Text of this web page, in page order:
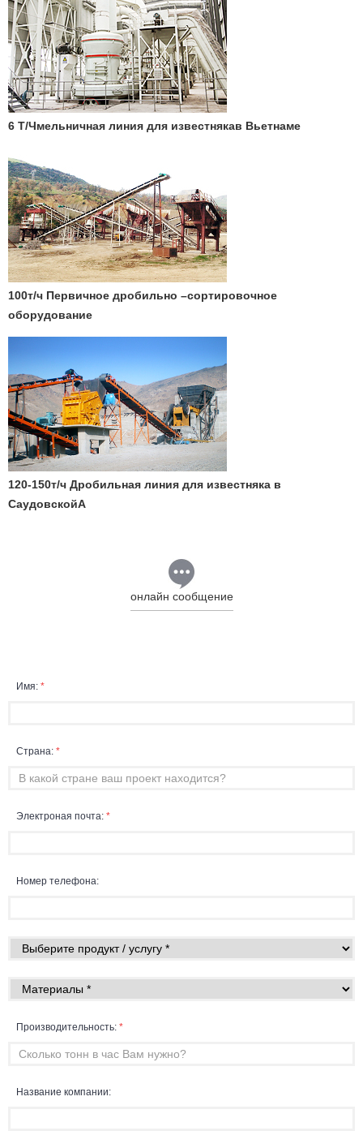
6 Т/Чмельничная линия для известнякав Вьетнаме
100т/ч Первичное дробильно –сортировочное
оборудование
120-150т/ч Дробильная линия для известняка в
СаудовскойА
онлайн сообщение
Имя: *
Страна: *
Электроная почта: *
Номер телефона:
Производительность: *
Название компании: